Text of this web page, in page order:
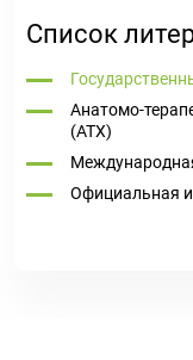
Список
Анатомо-
(ATX)
Официальная